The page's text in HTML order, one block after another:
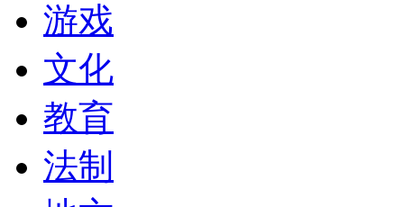
游戏
文化
教育
法制